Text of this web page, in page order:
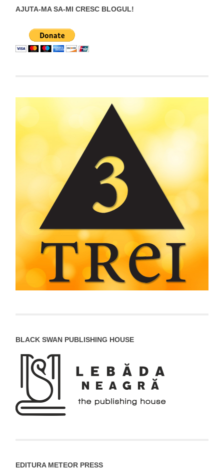
AJUTA-MA SA-MI CRESC BLOGUL!
BLACK SWAN PUBLISHING HOUSE
EDITURA METEOR PRESS